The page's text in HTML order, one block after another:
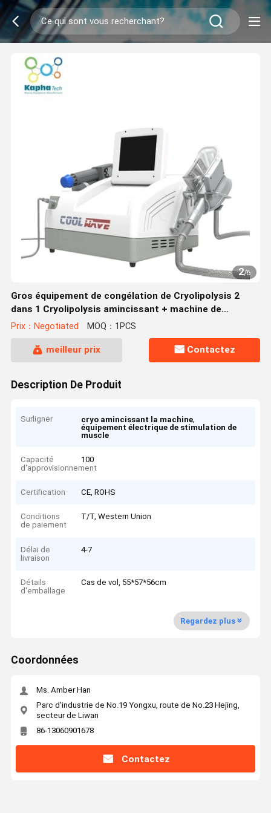
2/6
Gros équipement de congélation de Cryolipolysis 2
dans 1 Cryolipolysis amincissant + machine de
dispositif de thérapie d'onde de choc de soulagement
Prix：Negotiated MOQ：1PCS
meilleur prix Contactez
Description De Produit
Surligner cryo amincissant la machine,
équipement électrique de stimulation de
muscle
Capacité
d'approvisionnement
100
Certification CE, ROHS
Conditions
de paiement
T/T, Western Union
Délai de
livraison
4-7
Détails
d'emballage
Cas de vol, 55*57*56cm
Regardez plus
Coordonnées
Ms. Amber Han
Parc d'industrie de No.19 Yongxu, route de No.23 Hejing,
secteur de Liwan
86-13060901678
Contactez